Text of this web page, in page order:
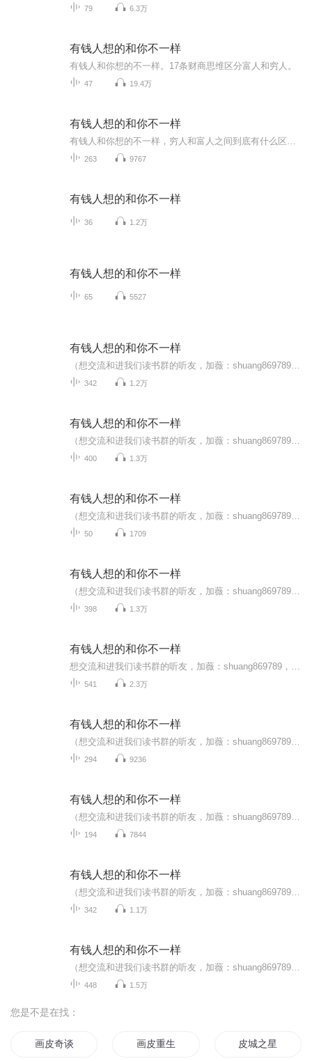
79 6.3万
有钱人想的和你不一样
有钱人和你想的不一样。17条财商思维区分富人和穷人。
47 19.4万
有钱人想的和你不一样
263 9767
有钱人想的和你不一样
36 1.2万
有钱人想的和你不一样
65 5527
有钱人想的和你不一样
342 1.2万
有钱人想的和你不一样
400 1.3万
有钱人想的和你不一样
50 1709
有钱人想的和你不一样
398 1.3万
有钱人想的和你不一样
541 2.3万
有钱人想的和你不一样
294 9236
有钱人想的和你不一样
194 7844
有钱人想的和你不一样
342 1.1万
有钱人想的和你不一样
448 1.5万
您是不是在找：
画皮奇谈 画皮重生 皮城之星